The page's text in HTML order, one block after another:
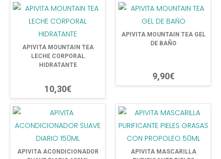
APIVITA MOUNTAIN TEA
LECHE CORPORAL
HIDRATANTE
10,30€
APIVITA MOUNTAIN TEA GEL
DE BAÑO
9,90€
APIVITA ACONDICIONADOR
APIVITA MASCARILLA